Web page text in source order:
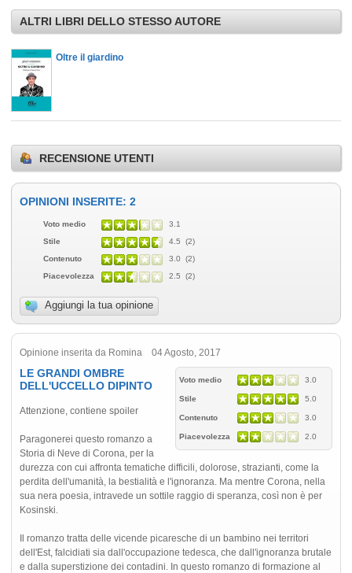
ALTRI LIBRI DELLO STESSO AUTORE
Oltre il giardino
RECENSIONE UTENTI
OPINIONI INSERITE: 2
Voto medio
3.1
Stile
4.5 (2)
Contenuto
3.0 (2)
Piacevolezza
2.5 (2)
Aggiungi la tua opinione
Opinione inserita da Romina 04 Agosto, 2017
Voto medio 3.0
Stile 5.0
Contenuto 3.0
Piacevolezza 2.0
LE GRANDI OMBRE
DELL'UCCELLO DIPINTO
Attenzione, contiene spoiler
Paragonerei questo romanzo a
Storia di Neve di Corona, per la
durezza con cui affronta tematiche difficili, dolorose, strazianti, come la
perdita dell'umanità, la bestialità e l'ignoranza. Ma mentre Corona, nella
sua nera poesia, intravede un sottile raggio di speranza, così non è per
Kosinski.
Il romanzo tratta delle vicende picaresche di un bambino nei territori
dell'Est, falcidiati sia dall'occupazione tedesca, che dall'ignoranza brutale
e dalla superstizione dei contadini. In questo romanzo di formazione al